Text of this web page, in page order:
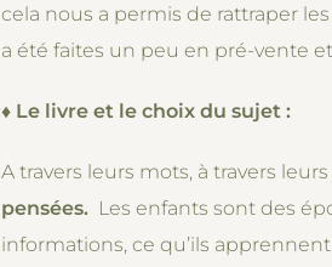
cela nous a permis de rattraper
a été faites un peu en pré-vente
♦ Le livre et le choix du sujet :
A travers leurs mots, à travers
pensées. Les enfants sont des
informations, ce qu’ils